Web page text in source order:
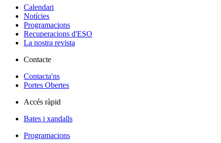
Calendari
Notícies
Programacions
Recuperacions d'ESO
La nostra revista
Contacte
Contacta'ns
Portes Obertes
Accés ràpid
Bates i xandalls
Programacions